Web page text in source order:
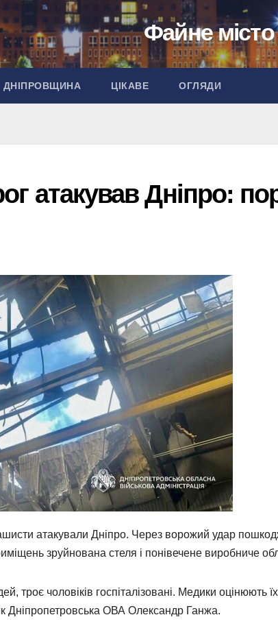
Файне
ДНІПРОВЩИНА ЦІКАВЕ ОГЛЯДИ
атакував Дніпро:
атакували Дніпро. Через ворожий удар
зруйнована стеля і понівечене виробниче
троє чоловіків госпіталізовані. Медики оцінюють
Дніпропетровська ОВА Олександр Ганжа.